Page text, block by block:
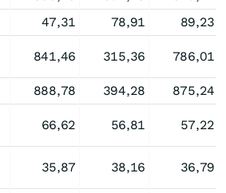
47,31 78,91
89,23
841,46 315,36 786,01
888,78 394,28
875,24
66,62 56,81 57,22
35,87 38,16 36,79